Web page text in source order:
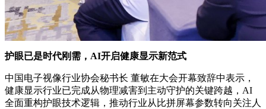
护眼已是时代刚需，AI开启健康显示新范式
中国电子视像行业协会秘书长 董敏在大会开幕致辞中表示，
健康显示行业已完成从物理减害到主动守护的关键跨越，AI
全面重构护眼技术逻辑，推动行业从比拼屏幕参数转向关注人